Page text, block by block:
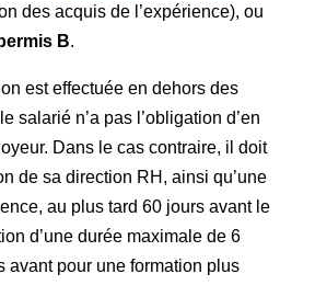
des acquis de l’expérience), ou
B.
est effectuée en dehors des
salarié n’a pas l’obligation d’en
Dans le cas contraire, il doit
de sa direction RH, ainsi qu’une
au plus tard 60 jours avant le
d’une durée maximale de 6
avant pour une formation plus